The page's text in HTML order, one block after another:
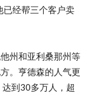
已经帮三个客户卖
州和亚利桑那州等
。亨德森的人气更
到30多万人，超